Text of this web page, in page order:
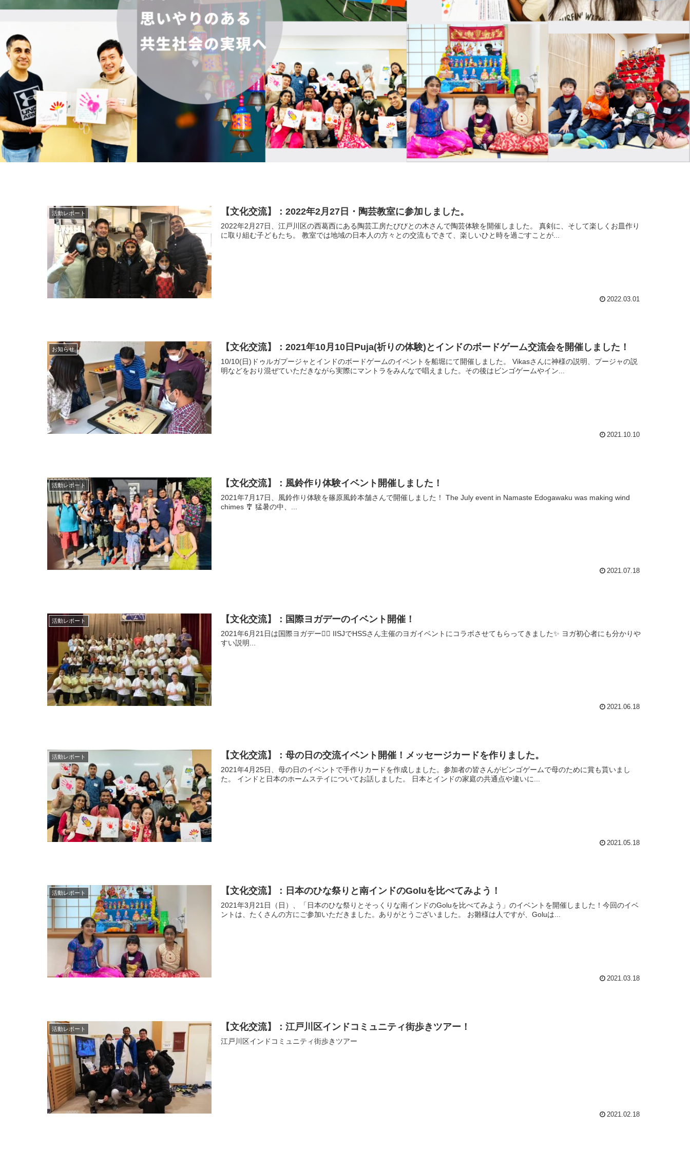
活動レポート 【文化交流】：2022年2月27日・陶芸教室に参加しました。
2022年2月27日、江戸川区の西葛西にある陶芸工房たびびとの木さんで陶芸体験を開催しました。 真剣に、そして楽しくお皿作り
に取り組む子どもたち。 教室では地域の日本人の方々との交流もできて、楽しいひと時を過ごすことが...
2022.03.01
お知らせ 【文化交流】：2021年10月10日Puja(祈りの体験)とインドのボードゲーム交流会を開催しました！
10/10(日)ドゥルガプージャとインドのボードゲームのイベントを船堀にて開催しました。 Vikasさんに神様の説明、プージャの説
明などをおり混ぜていただきながら実際にマントラをみんなで唱えました。その後はビンゴゲームやイン...
2021.10.10
活動レポート 【文化交流】：風鈴作り体験イベント開催しました！
2021年7月17日、風鈴作り体験を篠原風鈴本舗さんで開催しました！ The July event in Namaste Edogawaku was making wind
chimes 🎐 猛暑の中、...
2021.07.18
活動レポート 【文化交流】：国際ヨガデーのイベント開催！
2021年6月21日は国際ヨガデー🧘‍♀️ IISJでHSSさん主催のヨガイベントにコラボさせてもらってきました✨ ヨガ初心者にも分かりや
すい説明...
2021.06.18
活動レポート 【文化交流】：母の日の交流イベント開催！メッセージカードを作りました。
2021年4月25日、母の日のイベントで手作りカードを作成しました。参加者の皆さんがビンゴゲームで母のために賞も貰いまし
た。 インドと日本のホームステイについてお話しました。 日本とインドの家庭の共通点や違いに...
2021.05.18
活動レポート 【文化交流】：日本のひな祭りと南インドのGoluを比べてみよう！
2021年3月21日（日）、「日本のひな祭りとそっくりな南インドのGoluを比べてみよう」のイベントを開催しました！今回のイベ
ントは、たくさんの方にご参加いただきました。ありがとうございました。 お雛様は人ですが、Goluは...
2021.03.18
活動レポート 【文化交流】：江戸川区インドコミュニティ街歩きツアー！
江戸川区インドコミュニティ街歩きツアー
2021.02.18